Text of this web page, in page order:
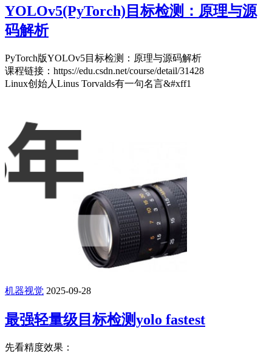
YOLOv5(PyTorch)目标检测：原理与源
码解析
PyTorch版YOLOv5目标检测：原理与源码解析
课程链接：https://edu.csdn.net/course/detail/31428
Linux创始人Linus Torvalds有一句名言&#xff1
机器视觉 2025-09-28
最强轻量级目标检测yolo fastest
先看精度效果：